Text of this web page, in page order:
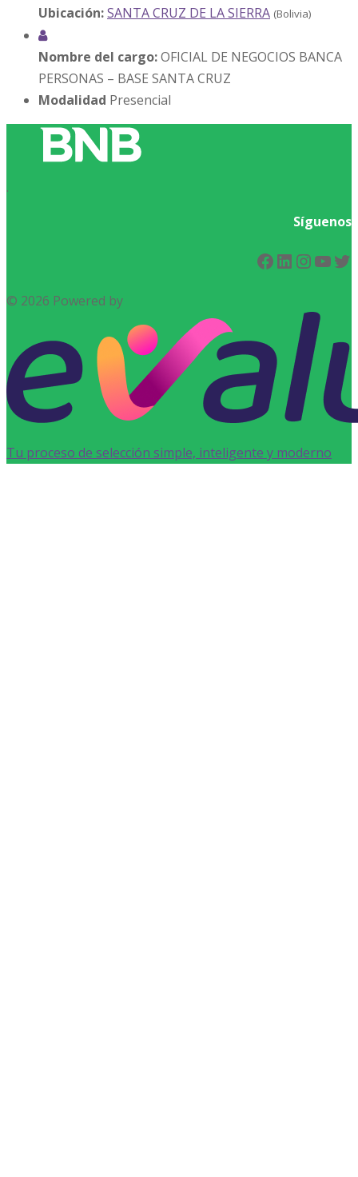
Ubicación:SANTA CRUZ DE LA SIERRA (Bolivia)
Nombre del cargo:OFICIAL DE NEGOCIOS BANCA
PERSONAS – BASE SANTA CRUZ
Modalidad Presencial
.
Síguenos
Facebook
LinkedIn
© 2026 Powered by
Tu proceso de selección simple, inteligente y moderno